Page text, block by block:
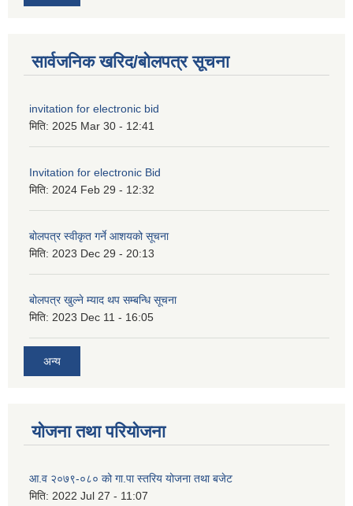
सार्वजनिक खरिद/बोलपत्र सूचना
invitation for electronic bid
मिति: 2025 Mar 30 - 12:41
Invitation for electronic Bid
मिति: 2024 Feb 29 - 12:32
बोलपत्र स्वीकृत गर्ने आशयको सूचना
मिति: 2023 Dec 29 - 20:13
बोलपत्र खुल्ने म्याद थप सम्बन्धि सूचना
मिति: 2023 Dec 11 - 16:05
अन्य
योजना तथा परियोजना
आ.व २०७९-०८० को गा.पा स्तरिय योजना तथा बजेट
मिति: 2022 Jul 27 - 11:07